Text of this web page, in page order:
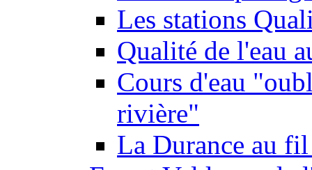
Les stations
Qualité de l'eau
Cours d'eau
rivière"
La Durance au